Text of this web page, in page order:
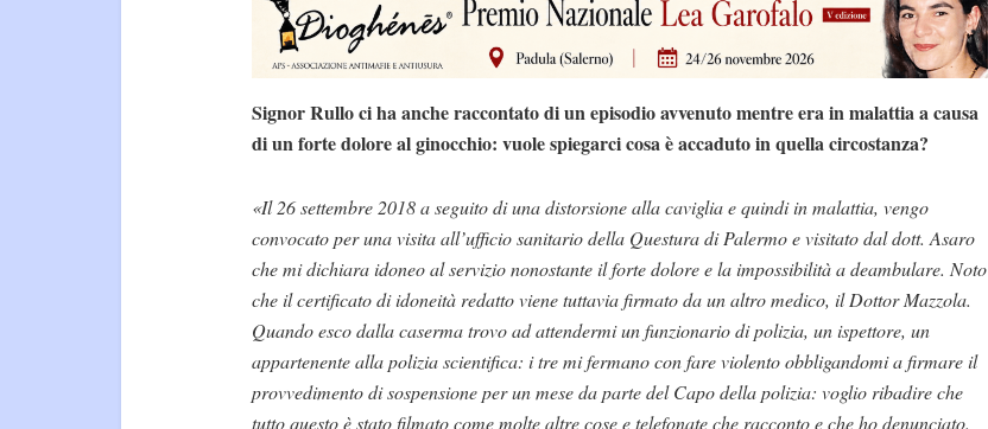
Signor Rullo ci ha anche raccontato di un episodio avvenuto mentre era in malattia a causa
di un forte dolore al ginocchio: vuole spiegarci cosa è accaduto in quella circostanza?
«Il 26 settembre 2018 a seguito di una distorsione alla caviglia e quindi in malattia, vengo
convocato per una visita all’ufficio sanitario della Questura di Palermo e visitato dal dott. Asaro
che mi dichiara idoneo al servizio nonostante il forte dolore e la impossibilità a deambulare. Noto
che il certificato di idoneità redatto viene tuttavia firmato da un altro medico, il Dottor Mazzola.
Quando esco dalla caserma trovo ad attendermi un funzionario di polizia, un ispettore, un
appartenente alla polizia scientifica: i tre mi fermano con fare violento obbligandomi a firmare il
provvedimento di sospensione per un mese da parte del Capo della polizia: voglio ribadire che
tutto questo è stato filmato come molte altre cose e telefonate che racconto e che ho denunciato.